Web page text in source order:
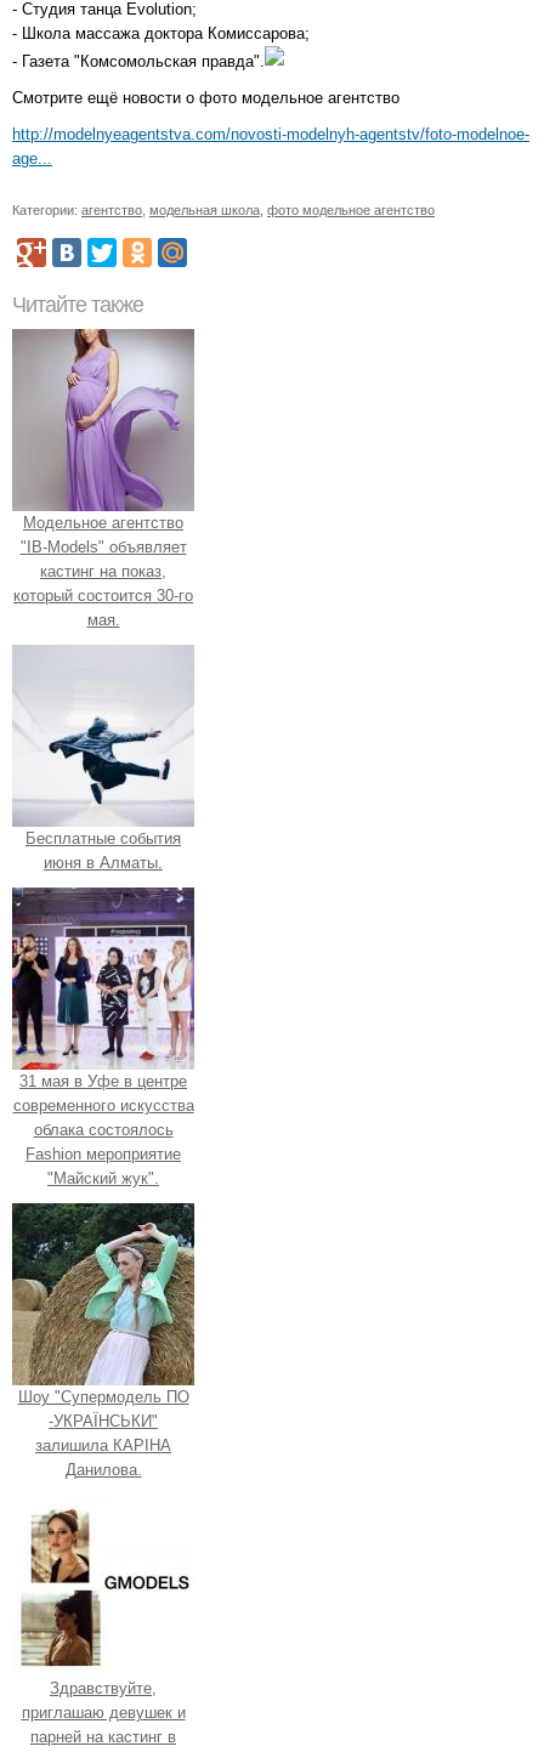
- Студия танца Evolution;
- Школа массажа доктора Комиссарова;
- Газета "Комсомольская правда".
Смотрите ещё новости о фото модельное агентство
http://modelnyeagentstva.com/novosti-modelnyh-agentstv/foto-modelnoe-
age...
Категории: агентство модельная школа фото модельное агентство
Читайте также
Модельное агентство
"IB-Models" объявляет
кастинг на показ,
который состоится 30-го
мая.
Бесплатные события
июня в Алматы.
31 мая в Уфе в центре
современного искусства
облака состоялось
Fashion мероприятие
"Майский жук".
Шоу "Супермодель ПО
-УКРАЇНСЬКИ"
залишила КАРІНА
Данилова.
Здравствуйте,
приглашаю девушек и
парней на кастинг в